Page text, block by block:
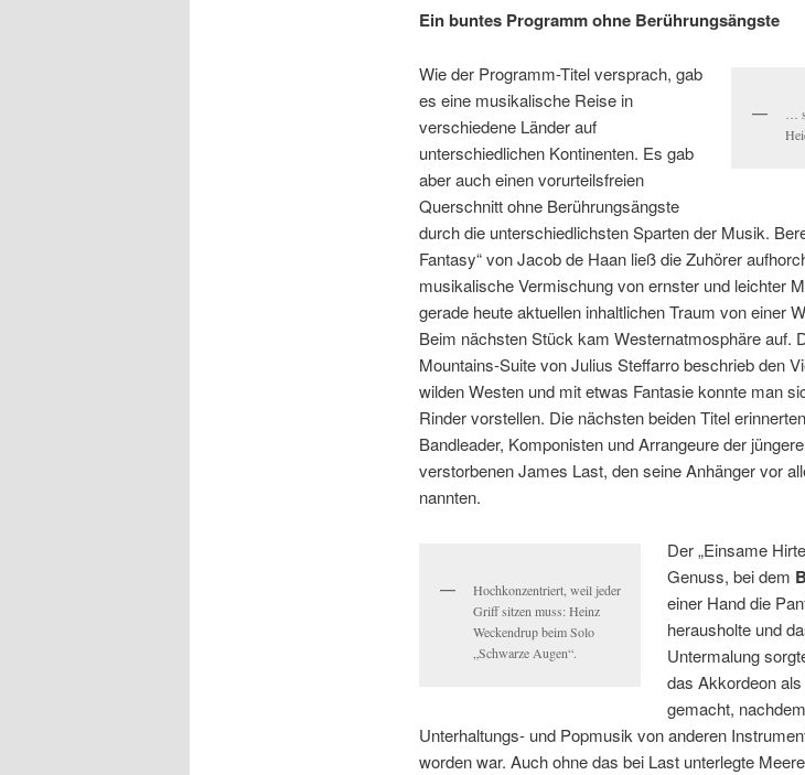
Ein buntes Programm ohne Berührungsängste
…
Wie der Programm-Titel versprach, gab
es eine musikalische Reise in
verschiedene Länder auf
unterschiedlichen Kontinenten. Es gab
aber auch einen vorurteilsfreien
Querschnitt ohne Berührungsängste
durch die unterschiedlichsten Sparten der Musik.
Fantasy“ von Jacob de Haan ließ die Zuhörer
musikalische Vermischung von ernster und leichter
gerade heute aktuellen inhaltlichen Traum von einer
Beim nächsten Stück kam Westernatmosphäre auf.
Mountains-Suite von Julius Steffarro beschrieb den
wilden Westen und mit etwas Fantasie konnte man
Rinder vorstellen. Die nächsten beiden Titel
Bandleader, Komponisten und Arrangeure der
verstorbenen James Last, den seine Anhänger vor
nannten.
Hochkonzentriert, weil jeder
Griff sitzen muss: Heinz
Weckendrup beim Solo
„Schwarze Augen“.
Der „Einsame
Genuss, bei dem
einer Hand die
herausholte und
Untermalung
das Akkordeon
gemacht,
Unterhaltungs- und Popmusik von anderen
worden war. Auch ohne das bei Last unterlegte